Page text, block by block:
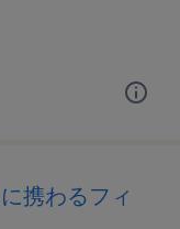
携わるフィ